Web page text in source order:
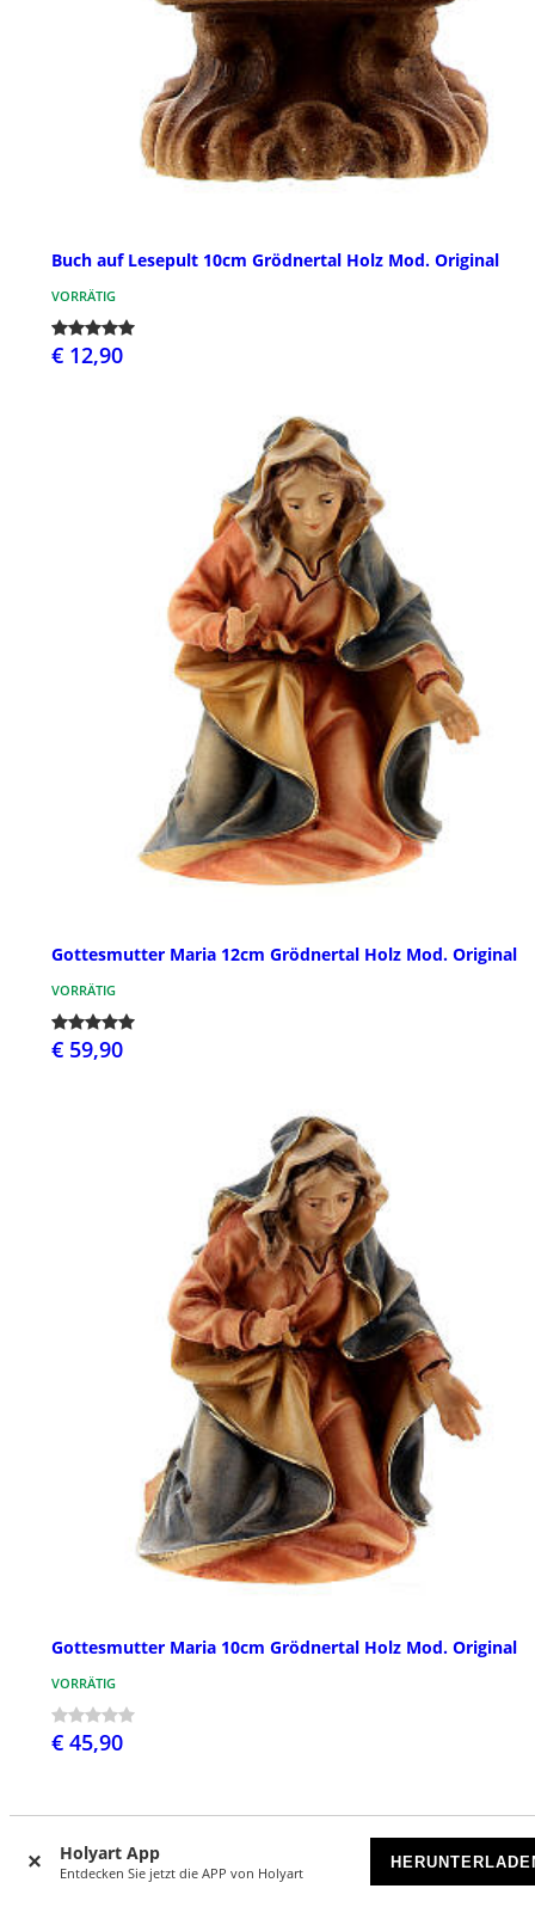
Holyart App
Entdecken Sie jetzt die APP von Holyart
Buch auf Lesepult 10cm Grödnertal Holz Mod. Original
VORRÄTIG
€ 12,90
Gottesmutter Maria 12cm Grödnertal Holz Mod. Original
VORRÄTIG
€ 59,90
Gottesmutter Maria 10cm Grödnertal Holz Mod. Original
VORRÄTIG
€ 45,90